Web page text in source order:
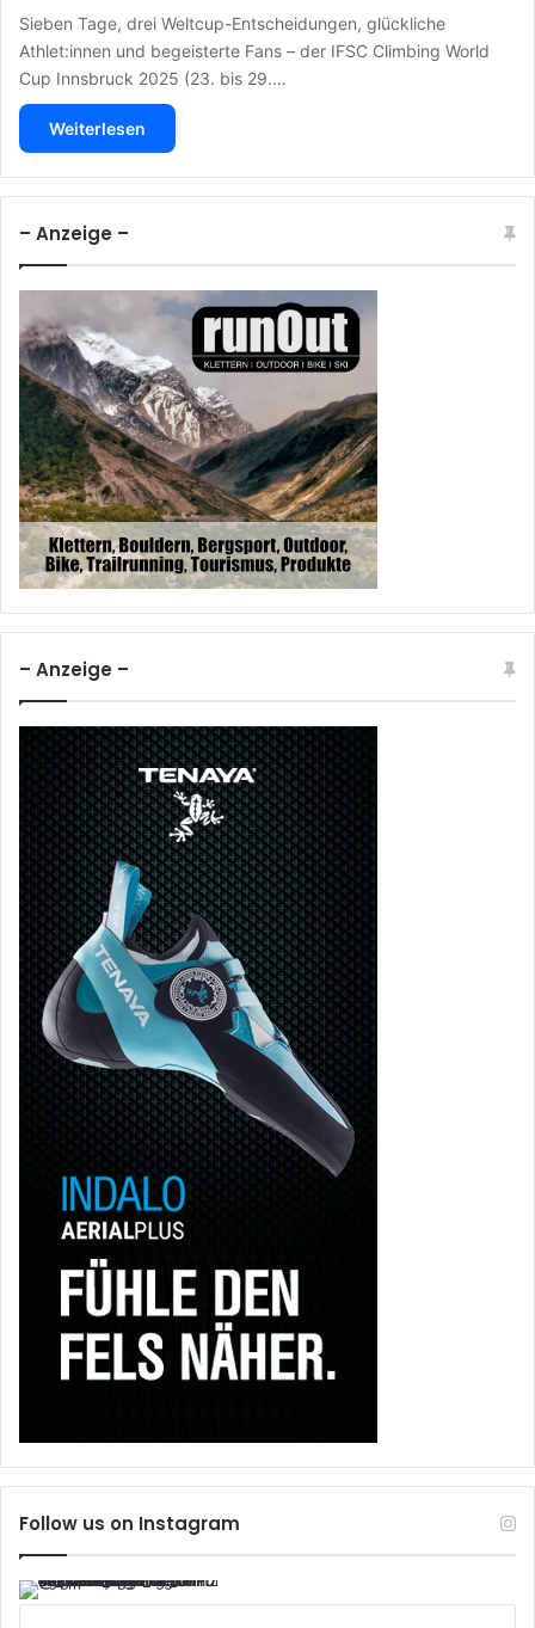
Sieben Tage, drei Weltcup-Entscheidungen, glückliche
Athlet:innen und begeisterte Fans – der IFSC Climbing World
Cup Innsbruck 2025 (23. bis 29.…
Weiterlesen
– Anzeige –
– Anzeige –
Follow us on Instagram